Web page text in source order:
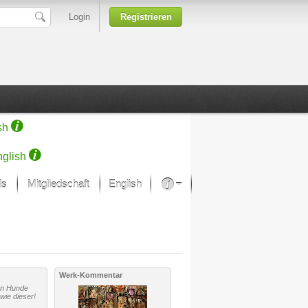
Login Registrieren
Mitgliedschaft English
Kunsthäuser
Hunde
dieser!
Werk-Kommentar